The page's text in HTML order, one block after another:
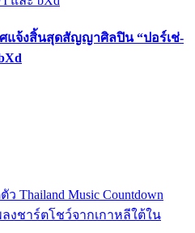
แจ้งสิ้นสุดสัญญาศิลปิน “ปอร์เช่-